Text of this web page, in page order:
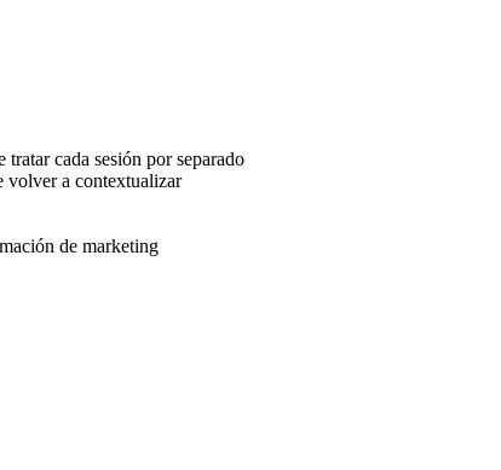
cada sesión por separado
volver a contextualizar
de marketing